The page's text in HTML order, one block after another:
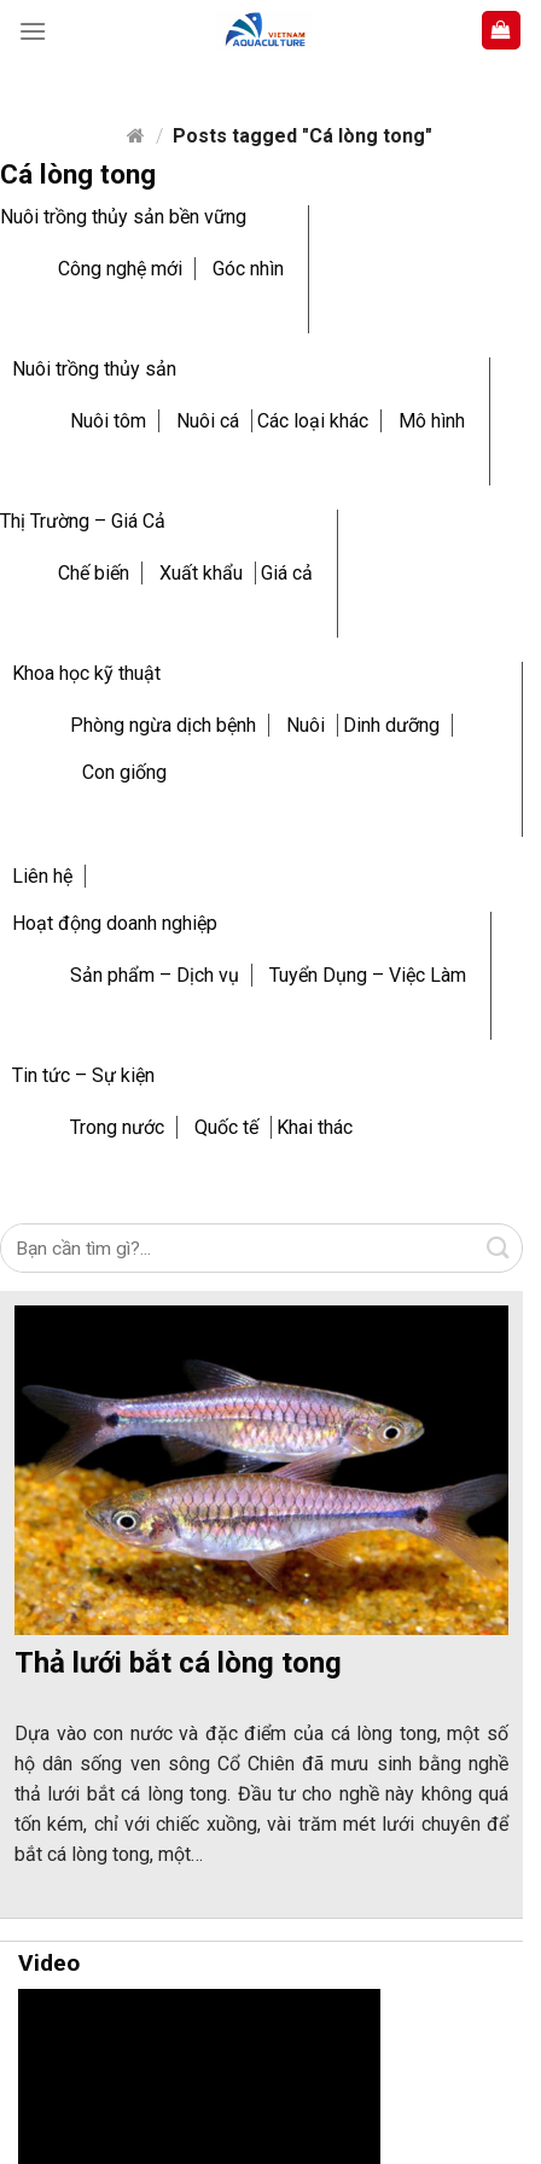
/ Posts tagged "Cá lòng tong"
Cá lòng tong
Nuôi trồng thủy sản bền vững
Công nghệ mới Góc nhìn
Nuôi trồng thủy sản
Nuôi tôm Nuôi cá Các loại khác Mô hình
Thị Trường – Giá Cả
Chế biến Xuất khẩu Giá cả
Khoa học kỹ thuật
Phòng ngừa dịch bệnh Nuôi Dinh dưỡng
Con giống
Liên hệ
Hoạt động doanh nghiệp
Sản phẩm – Dịch vụ Tuyển Dụng – Việc Làm
Tin tức – Sự kiện
Trong nước Quốc tế Khai thác
Thả lưới bắt cá lòng tong
Dựa vào con nước và đặc điểm của cá lòng tong, một số
hộ dân sống ven sông Cổ Chiên đã mưu sinh bằng nghề
thả lưới bắt cá lòng tong. Đầu tư cho nghề này không quá
tốn kém, chỉ với chiếc xuồng, vài trăm mét lưới chuyên để
bắt cá lòng tong, một…
Video